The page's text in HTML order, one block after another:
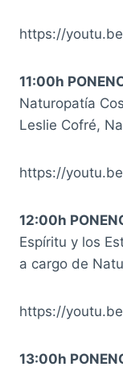
https://
11:00h
Naturopatía
Leslie Cofré,
https://
12:00h
Espíritu y los
a cargo de
https://
13:00h